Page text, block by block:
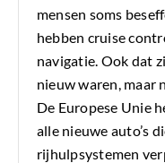
mensen soms
hebben cruise
navigatie. Ook dat
nieuw waren, maar
De Europese Unie
alle nieuwe auto’s
rijhulpsystemen